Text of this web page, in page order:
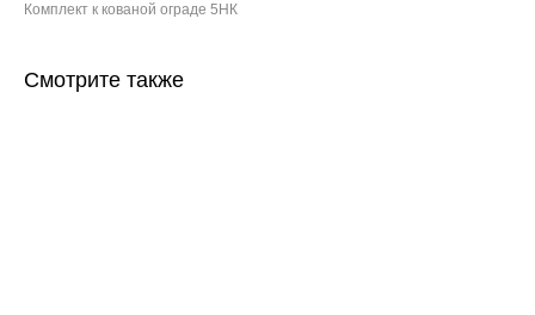
Комплект к кованой ограде 5НК
Смотрите также